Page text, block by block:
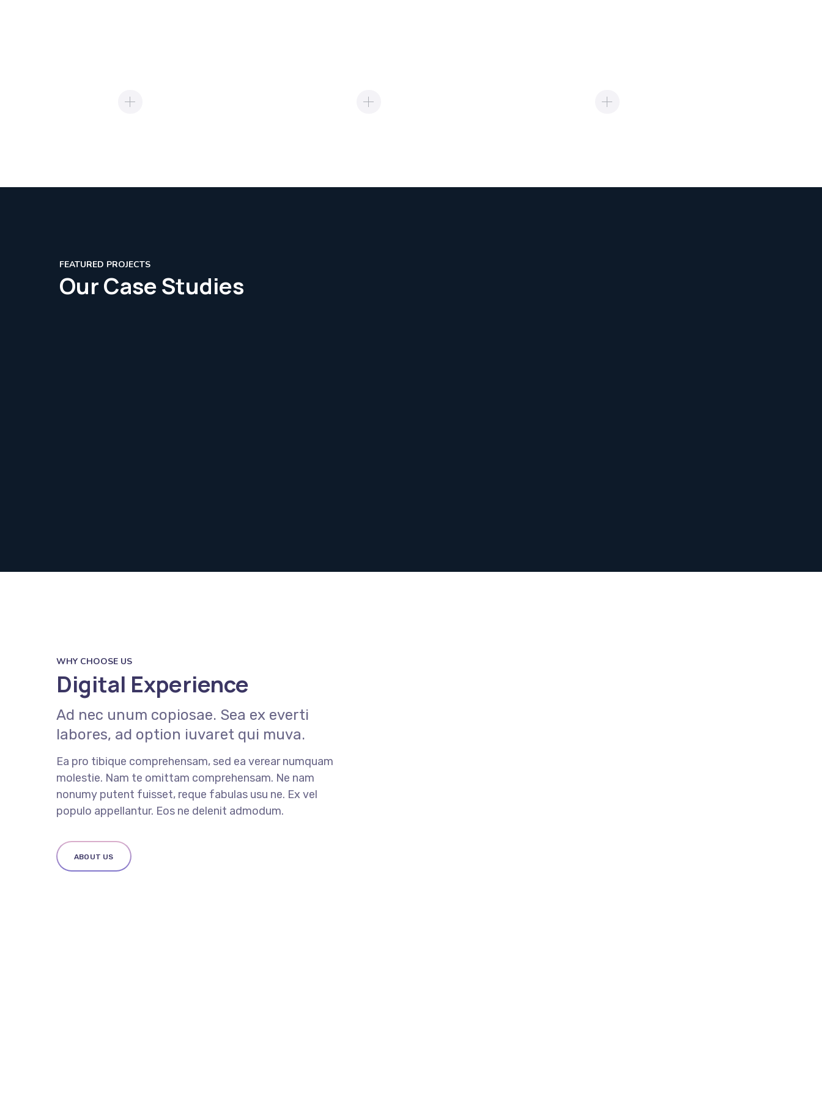
FEATURED PROJECTS
Our Case Studies
WHY CHOOSE US
Digital Experience
Ad nec unum copiosae. Sea ex everti
labores, ad option iuvaret qui muva.
Ea pro tibique comprehensam, sed ea verear numquam
molestie. Nam te omittam comprehensam. Ne nam
nonumy putent fuisset, reque fabulas usu ne. Ex vel
populo appellantur. Eos ne delenit admodum.
ABOUT US